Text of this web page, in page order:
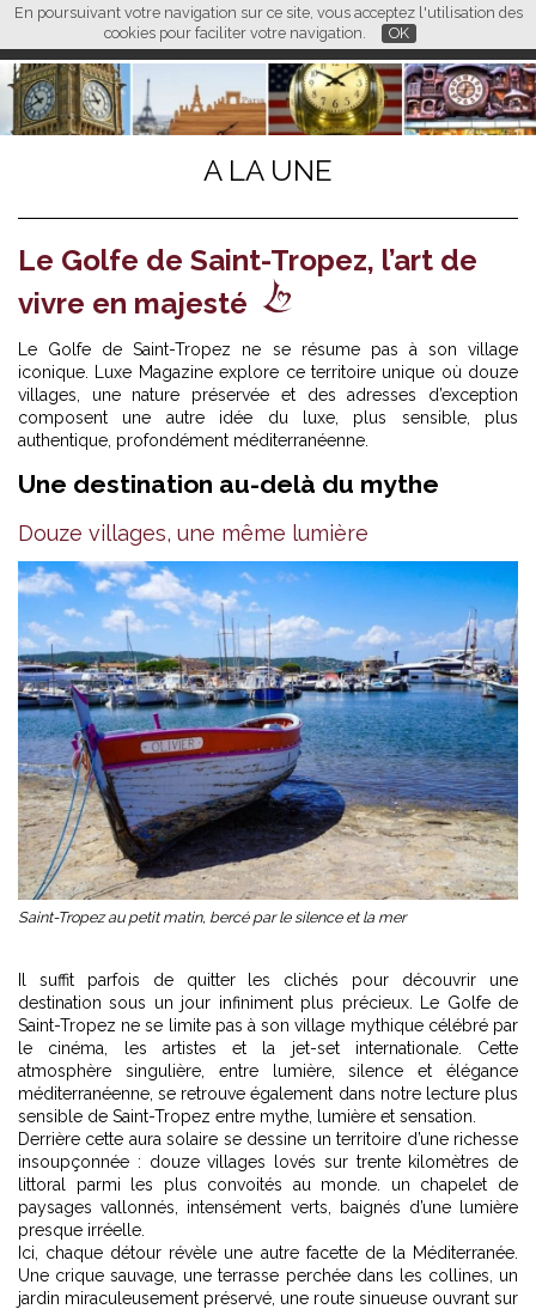
En poursuivant votre navigation sur ce site, vous acceptez l'utilisation des
cookies pour faciliter votre navigation.
OK
FR EN CN
L M
A LA UNE
Le Golfe de Saint-Tropez, l’art de
vivre en majesté
Le Golfe de Saint-Tropez ne se résume pas à son village
iconique. Luxe Magazine explore ce territoire unique où douze
villages, une nature préservée et des adresses d’exception
composent une autre idée du luxe, plus sensible, plus
authentique, profondément méditerranéenne.
Une destination au-delà du mythe
Douze villages, une même lumière
Saint-Tropez au petit matin, bercé par le silence et la mer
Il suffit parfois de quitter les clichés pour découvrir une
destination sous un jour infiniment plus précieux. Le Golfe de
Saint-Tropez ne se limite pas à son village mythique célébré par
le cinéma, les artistes et la jet-set internationale. Cette
atmosphère singulière, entre lumière, silence et élégance
méditerranéenne, se retrouve également dans notre lecture plus
sensible de Saint-Tropez entre mythe, lumière et sensation
Derrière cette aura solaire se dessine un territoire d’une richesse
insoupçonnée : douze villages lovés sur trente kilomètres de
littoral parmi les plus convoités au monde. un chapelet de
paysages vallonnés, intensément verts, baignés d’une lumière
presque irréelle.
Ici, chaque détour révèle une autre facette de la Méditerranée.
Une crique sauvage, une terrasse perchée dans les collines, un
jardin miraculeusement préservé, une route sinueuse ouvrant sur